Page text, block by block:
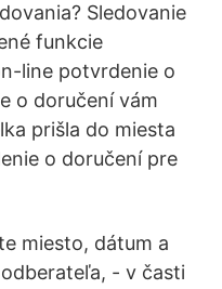
Sledovanie
funkcie
line potvrdenie o
o doručení vám
prišla do miesta
o doručení pre
miesto, dátum a
- v časti